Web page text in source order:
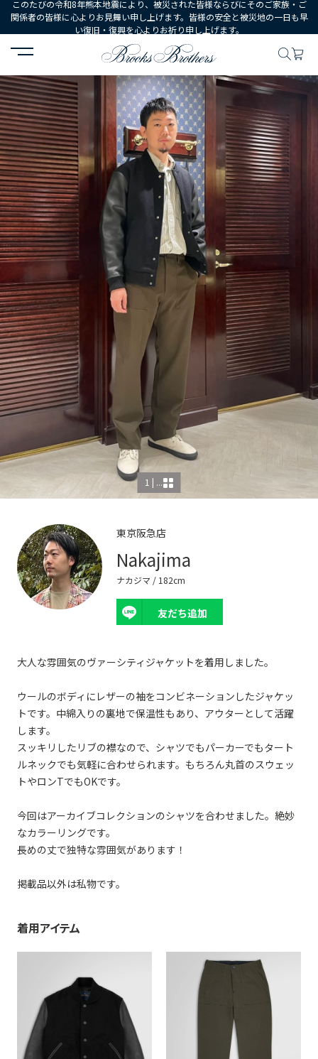
このたびの令和8年熊本地震により、被災された皆様ならびにそのご家族・ご
関係者の皆様に心よりお見舞い申し上げます。皆様の安全と被災地の一日も早
い復旧・復興を心よりお祈り申し上げます。
HOME コーディネート コーディネート詳細
1 | ...
東京阪急店
Nakajima
ナカジマ / 182cm
友だち追加
大人な雰囲気のヴァーシティジャケットを着用しました。
ウールのボディにレザーの袖をコンビネーションしたジャケッ
トです。中綿入りの裏地で保温性もあり、アウターとして活躍
します。
スッキリしたリブの襟なので、シャツでもパーカーでもタート
ルネックでも気軽に合わせられます。もちろん丸首のスウェッ
トやロンTでもOKです。
今回はアーカイブコレクションのシャツを合わせました。絶妙
なカラーリングです。
長めの丈で独特な雰囲気があります！
掲載品以外は私物です。
着用アイテム